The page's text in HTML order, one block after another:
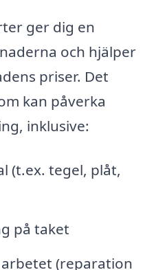
ger dig en
och hjälper
priser. Det
kan påverka
inklusive:
(t.ex. tegel, plåt,
på taket
(reparation